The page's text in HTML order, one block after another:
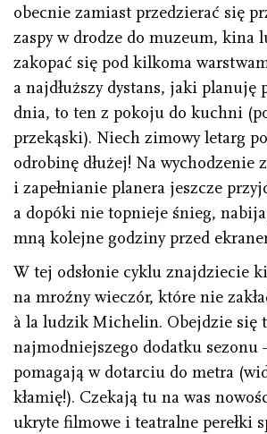
obecnie zamiast przedzierać się
zaspy w drodze do muzeum, kina
zakopać się pod kilkoma
a najdłuższy dystans, jaki planuję
dnia, to ten z pokoju do kuchni
przekąski). Niech zimowy letarg
odrobinę dłużej! Na wychodzenie
i zapełnianie planera jeszcze
a dopóki nie topnieje śnieg,
mną kolejne godziny przed
W tej odsłonie cyklu znajdziecie
na mroźny wieczór, które nie
à la ludzik Michelin. Obejdzie się
najmodniejszego dodatku sezonu
pomagają w dotarciu do metra
kłamię!). Czekają tu na was
ukryte filmowe i teatralne perełki